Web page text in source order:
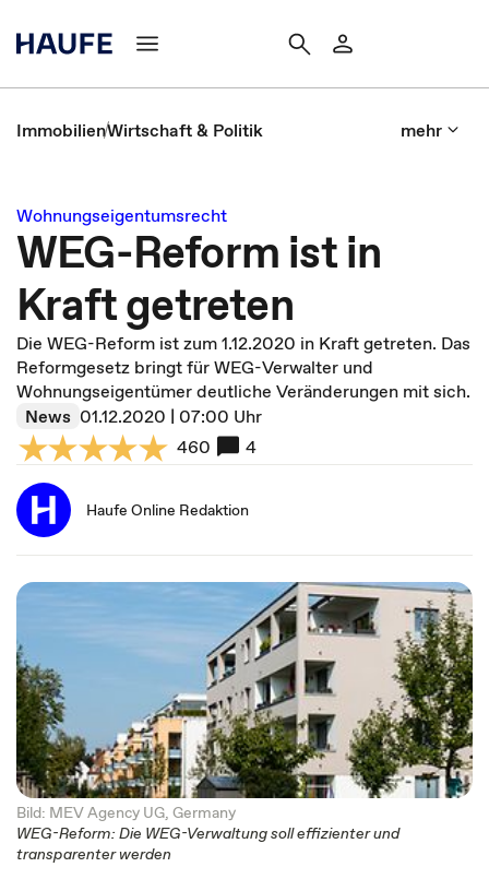
ImmobilienWirtschaft & Politik mehr
Wohnungseigentumsrecht
WEG-Reform ist in
Kraft getreten
Die WEG-Reform ist zum 1.12.2020 in Kraft getreten. Das
Reformgesetz bringt für WEG-Verwalter und
Wohnungseigentümer deutliche Veränderungen mit sich.
News 01.12.2020 | 07:00 Uhr
460
4
Haufe Online Redaktion
Bild: MEV Agency UG, Germany
WEG-Reform: Die WEG-Verwaltung soll effizienter und
transparenter werden